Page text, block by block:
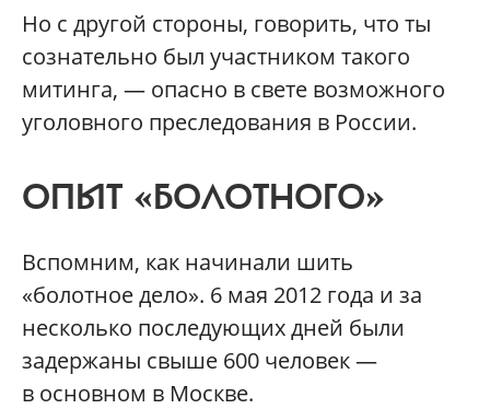
Но с другой стороны, говорить, что ты
сознательно был участником такого
митинга, — опасно в свете возможного
уголовного преследования в России.
ОПЫТ «БОЛОТНОГО»
Вспомним, как начинали шить
«болотное дело». 6 мая 2012 года и за
несколько последующих дней были
задержаны свыше 600 человек —
в основном в Москве.